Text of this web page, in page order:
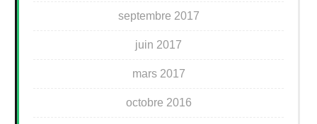
septembre 2017
juin 2017
mars 2017
octobre 2016